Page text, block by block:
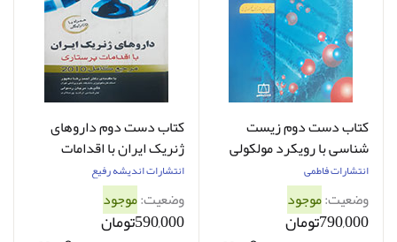
کتاب دست دوم زیست
شناسی با رویکرد مولکولی
ترجمه علی آل احمد و
همکاران جلد اول - در حد نو
انتشارات فاطمی
وضعیت:موجود
790,000تومان
کتاب دست دوم داروهای
ژنریک ایران با اقدامات
پرستاری احمدرضا دهپور -
در حد نو
انتشارات اندیشه رفیع
وضعیت:موجود
590,000تومان